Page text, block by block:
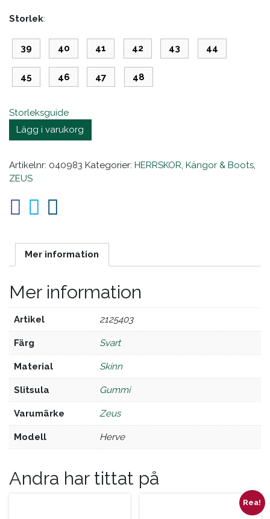
Storlek
39 40 41 42 43 44
45 46 47 48
Storleksguide
Lägg i varukorg
Artikelnr: 040983 Kategorier: HERRSKOR, Kängor & Boots,
ZEUS
Mer information
Mer information
Artikel 2125403
Färg svart
Material skinn
Slitsula gummi
Varumärke zeus
Modell herve
Andra har tittat på
Rea!